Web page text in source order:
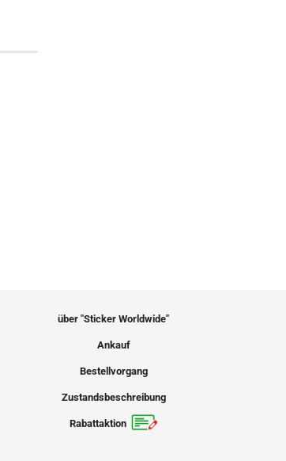
über "Sticker Worldwide"
Ankauf
Bestellvorgang
Zustandsbeschreibung
Rabattaktion